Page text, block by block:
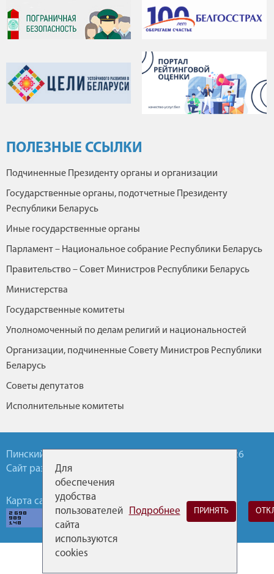
ПОЛЕЗНЫЕ ССЫЛКИ
Подчиненные Президенту органы и организации
Государственные органы, подотчетные Президенту
Республики Беларусь
Иные государственные органы
Парламент – Национальное собрание Республики Беларусь
Правительство – Совет Министров Республики Беларусь
Министерства
Государственные комитеты
Уполномоченный по делам религий и национальностей
Организации, подчиненные Совету Министров Республики
Беларусь
Советы депутатов
Исполнительные комитеты
Пинский районный исполнительный комитет ©2026
Сайт разработан УП БелТА
Карта сайта Горячие линии
Для
обеспечения
удобства
пользователей
сайта
используются
cookies
Подробнее ПРИНЯТЬ